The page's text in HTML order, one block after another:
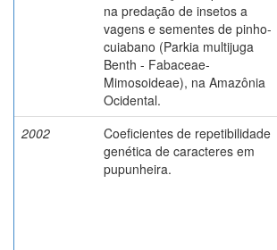
na predação de insetos a
vagens e sementes de pinho-
cuiabano (Parkia multijuga
Benth - Fabaceae-
Mimosoideae), na Amazônia
Ocidental.
2002
Coeficientes de repetibilidade
genética de caracteres em
pupunheira.